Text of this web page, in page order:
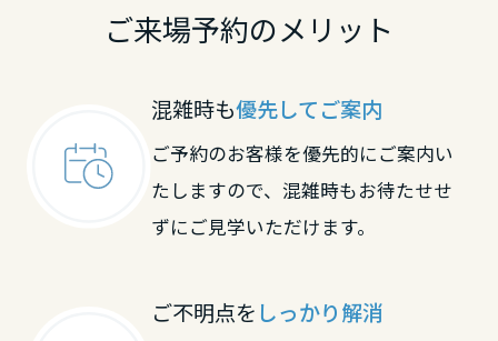
ご来場予約のメリット
混雑時も優先してご案内
ご予約のお客様を優先的にご案内い
たしますので、混雑時もお待たせせ
ずにご見学いただけます。
ご不明点を しっかり解消
九州エリア